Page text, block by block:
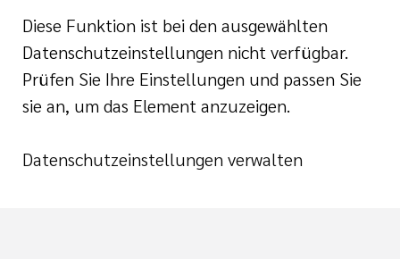
Diese Funktion ist bei den ausgewählten
Datenschutzeinstellungen nicht verfügbar.
Prüfen Sie Ihre Einstellungen und passen Sie
sie an, um das Element anzuzeigen.
Datenschutzeinstellungen verwalten